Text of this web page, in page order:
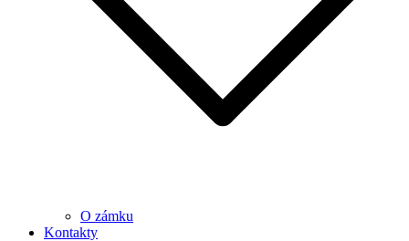
O zámku
Kontakty